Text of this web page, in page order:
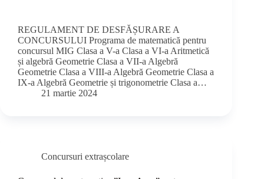
REGULAMENT DE DESFĂȘURARE A
CONCURSULUI Programa de matematică pentru
concursul MIG Clasa a V-a Clasa a VI-a Aritmetică
și algebră Geometrie Clasa a VII-a Algebră
Geometrie Clasa a VIII-a Algebră Geometrie Clasa a
IX-a Algebră Geometrie și trigonometrie Clasa a…
21 martie 2024
Concursuri extrașcolare